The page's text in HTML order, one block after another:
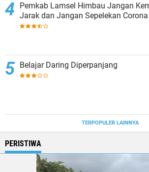
Pemkab Lamsel Himbau Jangan
Jarak dan Jangan Sepelekan Corona
Belajar Daring Diperpanjang
TERPOPULER LAINNYA
PERISTIWA